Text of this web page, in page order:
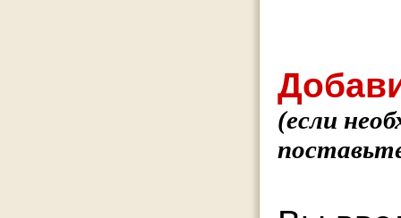
(если